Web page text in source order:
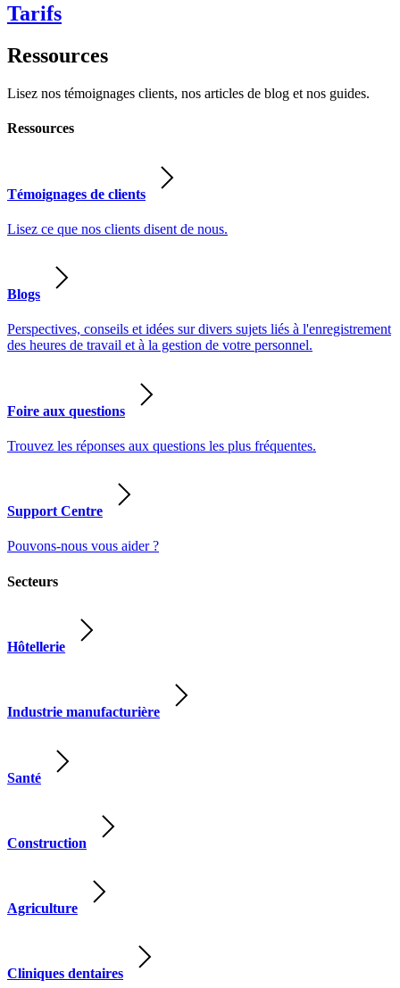
Tarifs
Ressources
Lisez nos témoignages clients, nos articles de blog et nos guides.
Ressources
Témoignages de clients
Lisez ce que nos clients disent de nous.
Blogs
Perspectives, conseils et idées sur divers sujets liés à l'enregistrement
des heures de travail et à la gestion de votre personnel.
Foire aux questions
Trouvez les réponses aux questions les plus fréquentes.
Support Centre
Pouvons-nous vous aider ?
Secteurs
Hôtellerie
Industrie manufacturière
Santé
Construction
Agriculture
Cliniques dentaires